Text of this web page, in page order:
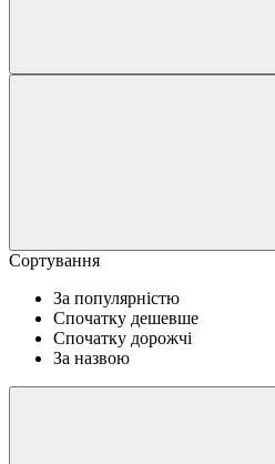
Сортування
За популярністю
Спочатку дешевше
Спочатку дорожчі
За назвою